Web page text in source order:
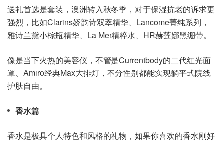
送礼首选是套装，澳洲转入秋冬季，对于保湿抗老的诉求更
强烈，比如Clarins娇韵诗双萃精华、Lancome菁纯系列，
雅诗兰黛小棕瓶精华、La Mer精粹水、HR赫莲娜黑绷带。
像是当下火热的美容仪，不管是Currentbody的二代红光面
罩、Amiro经典Max大排灯，不分性别都能实现躺平式院线
护肤自由。
香水篇
香水是极具个人特色和风格的礼物，如果你喜欢的香水刚好